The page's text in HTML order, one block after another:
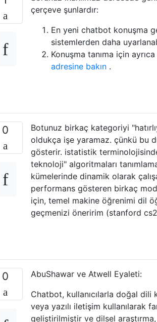
çerçeve şunlardır:
En yeni chatbot konuşma
sistemlerden daha
Konuşma tanıma için
adresine bakın .
0
Botunuz birkaç kategoriyi
oldukça işe yaramaz. çünkü bu
gösterir. istatistik
teknoloji" algoritmaları
kümelerinde dinamik olarak
performans gösteren birkaç
için, temel makine öğrenimi dil
geçmenizi öneririm (stanford
0
AbuShawar ve Atwell Eyaleti:
Chatbot, kullanıcılarla doğal dili
veya yazılı iletişim kullanılarak
geliştirilmiştir ve dilsel